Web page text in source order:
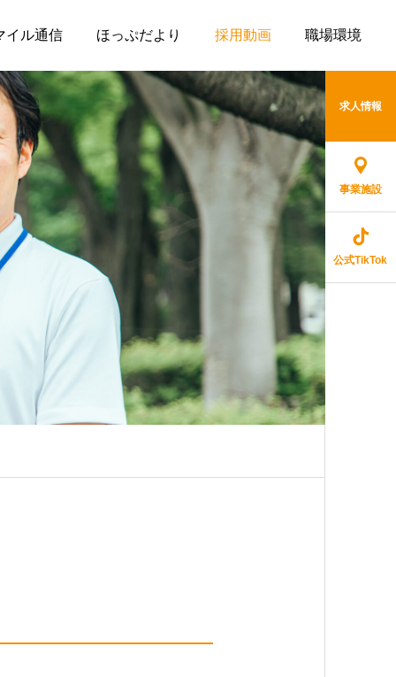
イル通信 ほっぷだより 採用動画 職場環境
求人情報
事業施設
公式TikTok